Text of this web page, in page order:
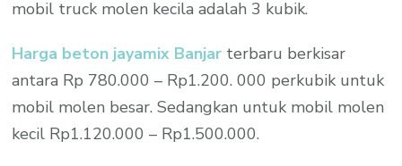
mobil truck molen kecila adalah 3 kubik.
Harga beton jayamix Banjar terbaru berkisar
antara Rp 780.000 – Rp1.200. 000 perkubik untuk
mobil molen besar. Sedangkan untuk mobil molen
kecil Rp1.120.000 – Rp1.500.000.